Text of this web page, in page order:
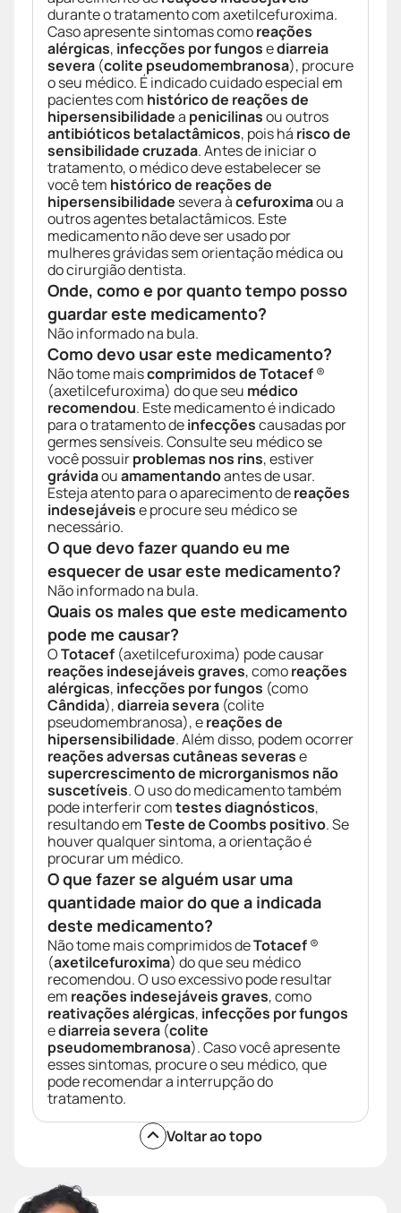
durante o tratamento com axetilcefuroxima.
Caso apresente sintomas comoreações
alérgicas, infecções por fungosediarreia
severa (colite pseudomembranosa), procure
o seu médico. É indicado cuidado especial em
pacientes com histórico de reações de
hipersensibilidadea penicilinasou outros
antibióticos betalactâmicos, pois há risco de
sensibilidade cruzada. Antes de iniciar o
tratamento, o médico deve estabelecer se
você tem histórico de reações de
hipersensibilidade severa àcefuroximaou a
outros agentes betalactâmicos. Este
medicamento não deve ser usado por
mulheres grávidas sem orientação médica ou
do cirurgião dentista.
Onde, como e por quanto tempo posso
guardar este medicamento?
Não informado na bula.
Como devo usar este medicamento?
Não tome maiscomprimidos de Totacef®
(axetilcefuroxima) do que seu médico
recomendou. Este medicamento é indicado
para o tratamento deinfecçõescausadas por
germes sensíveis. Consulte seu médico se
você possuirproblemas nos rins, estiver
grávidaouamamentandoantes de usar.
Esteja atento para o aparecimento dereações
indesejáveise procure seu médico se
necessário.
O que devo fazer quando eu me
esquecer de usar este medicamento?
Não informado na bula.
Quais os males que este medicamento
pode me causar?
OTotacef (axetilcefuroxima) pode causar
reações indesejáveis graves, comoreações
alérgicas, infecções por fungos (como
Cândida),diarreia severa (colite
pseudomembranosa), ereações de
hipersensibilidade. Além disso, podem ocorrer
reações adversas cutâneas severase
supercrescimento de microrganismos não
suscetíveis. O uso do medicamento também
pode interferir comtestes diagnósticos,
resultando emTeste de Coombs positivo. Se
houver qualquer sintoma, a orientação é
procurar um médico.
O que fazer se alguém usar uma
quantidade maior do que a indicada
deste medicamento?
Não tome mais comprimidos deTotacef®
(axetilcefuroxima) do que seu médico
recomendou. O uso excessivo pode resultar
em reações indesejáveis graves, como
reativações alérgicas, infecções por fungos
ediarreia severa (colite
pseudomembranosa). Caso você apresente
esses sintomas, procure o seu médico, que
pode recomendar a interrupção do
tratamento.
Voltar ao topo